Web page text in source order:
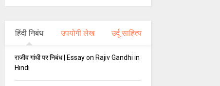
हिंदी निबंध उपयोगी लेख उर्दू साहित्य
राजीव गांधी पर निबंध | Essay on Rajiv Gandhi in
Hindi